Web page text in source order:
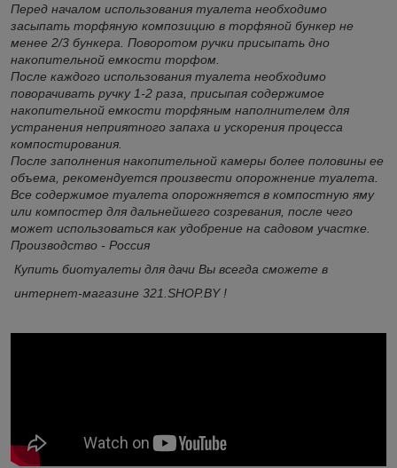
Перед началом использования туалета необходимо
засыпать торфяную композицию в торфяной бункер не
менее 2/3 бункера. Поворотом ручки присыпать дно
накопительной емкости торфом.
После каждого использования туалета необходимо
поворачивать ручку 1-2 раза, присыпая содержимое
накопительной емкости торфяным наполнителем для
устранения неприятного запаха и ускорения процесса
компостирования.
После заполнения накопительной камеры более половины ее
объема, рекомендуется произвести опорожнение туалета.
Все содержимое туалета опорожняется в компостную яму
или компостер для дальнейшего созревания, после чего
может использоваться как удобрение на садовом участке.
Производство - Россия
Купить биотуалеты для дачи Вы всегда сможете в
интернет-магазине 321.SHOP.BY !